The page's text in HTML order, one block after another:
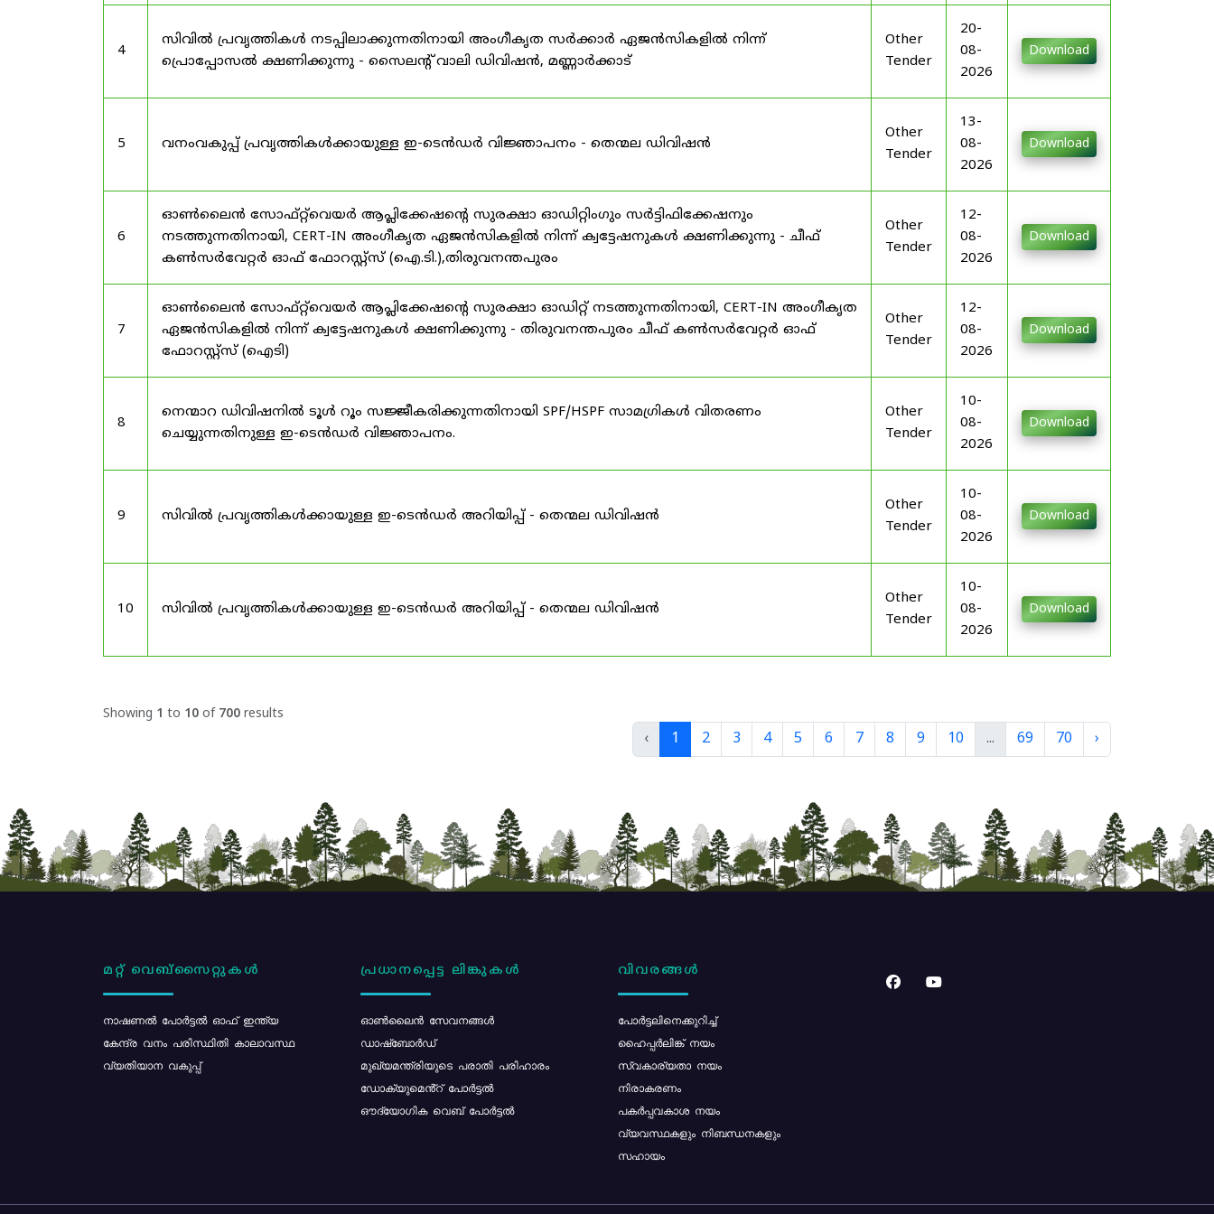
4
സിവിൽ പ്രവൃത്തികൾ നടപ്പിലാക്കുന്നതിനായി അംഗീകൃത സർക്കാർ ഏജൻസികളിൽ നിന്ന്
പ്രൊപ്പോസൽ ക്ഷണിക്കുന്നു - സൈലന്റ് വാലി ഡിവിഷൻ, മണ്ണാർക്കാട്
Other
Tender
20-
08-
2026
Download
5 വനംവകുപ്പ് പ്രവൃത്തികൾക്കായുള്ള ഇ-ടെൻഡർ വിജ്ഞാപനം - തെന്മല ഡിവിഷൻ
Other
Tender
13-
08-
2026
Download
6
ഓൺലൈൻ സോഫ്റ്റ്‌വെയർ ആപ്ലിക്കേഷന്റെ സുരക്ഷാ ഓഡിറ്റിംഗും സർട്ടിഫിക്കേഷനും
നടത്തുന്നതിനായി, CERT-IN അംഗീകൃത ഏജൻസികളിൽ നിന്ന് ക്വട്ടേഷനുകൾ ക്ഷണിക്കുന്നു - ചീഫ്
കൺസർവേറ്റർ ഓഫ് ഫോറസ്റ്റ്സ് (ഐ.ടി.),തിരുവനന്തപുരം
Other
Tender
12-
08-
2026
Download
7
ഓൺലൈൻ സോഫ്റ്റ്‌വെയർ ആപ്ലിക്കേഷന്റെ സുരക്ഷാ ഓഡിറ്റ് നടത്തുന്നതിനായി, CERT-IN അംഗീകൃത
ഏജൻസികളിൽ നിന്ന് ക്വട്ടേഷനുകൾ ക്ഷണിക്കുന്നു - തിരുവനന്തപുരം ചീഫ് കൺസർവേറ്റർ ഓഫ്
ഫോറസ്റ്റ്സ് (ഐടി)
Other
Tender
12-
08-
2026
Download
8
നെന്മാറ ഡിവിഷനിൽ ടൂൾ റൂം സജ്ജീകരിക്കുന്നതിനായി SPF/HSPF സാമഗ്രികൾ വിതരണം
ചെയ്യുന്നതിനുള്ള ഇ-ടെൻഡർ വിജ്ഞാപനം.
Other
Tender
10-
08-
2026
Download
9 സിവിൽ പ്രവൃത്തികൾക്കായുള്ള ഇ-ടെൻഡർ അറിയിപ്പ് - തെന്മല ഡിവിഷൻ
Other
Tender
10-
08-
2026
Download
10 സിവിൽ പ്രവൃത്തികൾക്കായുള്ള ഇ-ടെൻഡർ അറിയിപ്പ് - തെന്മല ഡിവിഷൻ
Other
Tender
10-
08-
2026
Download
Showing 1 to 10 of 700 results
‹ 1 2 3 4 5 6 7 8 9 10 ... 69 70 ›
മറ്റ് വെബ്സൈറ്റുകൾ
നാഷണൽ പോർട്ടൽ ഓഫ് ഇന്ത്യ
കേന്ദ്ര വനം പരിസ്ഥിതി കാലാവസ്ഥ
വ്യതിയാന വകുപ്പ്
പ്രധാനപ്പെട്ട ലിങ്കുകൾ
ഓൺലൈൻ സേവനങ്ങൾ
ഡാഷ്ബോർഡ്
മുഖ്യമന്ത്രിയുടെ പരാതി പരിഹാരം
ഡോക്യുമെൻ്റ് പോർട്ടൽ
ഔദ്യോഗിക വെബ് പോർട്ടൽ
വിവരങ്ങൾ
പോര്‍ട്ടലിനെക്കുറിച്ച്
ഹൈപ്പർലിങ്ക് നയം
സ്വകാര്യതാ നയം
നിരാകരണം
പകർപ്പവകാശ നയം
വ്യവസ്ഥകളും നിബന്ധനകളും
സഹായം